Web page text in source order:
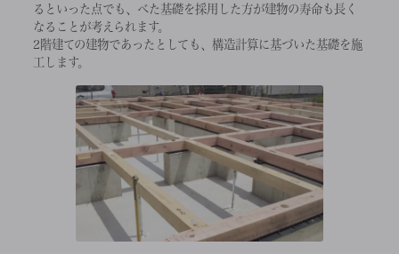
るといった点でも、べた基礎を採用した方が建物の寿命も長く
なることが考えられます。
2階建ての建物であったとしても、構造計算に基づいた基礎を施
工します。